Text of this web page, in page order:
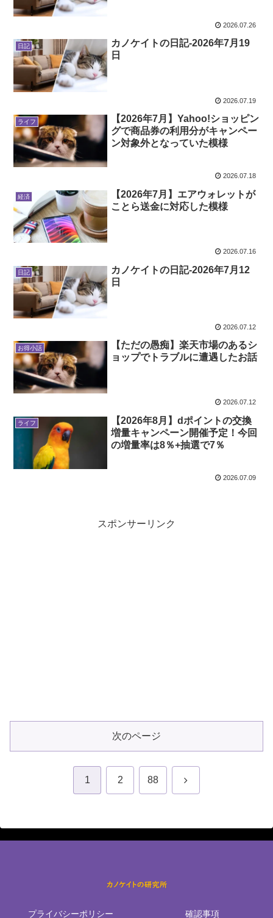
2026.07.26
日記
カノケイトの日記-2026年7月19
日
2026.07.19
ライフ
【2026年7月】Yahoo!ショッピン
グで商品券の利用分がキャンペー
ン対象外となっていた模様
2026.07.18
経済
【2026年7月】エアウォレットが
ことら送金に対応した模様
2026.07.16
日記
カノケイトの日記-2026年7月12
日
2026.07.12
お得小話
【ただの愚痴】楽天市場のあるシ
ョップでトラブルに遭遇したお話
2026.07.12
ライフ
【2026年8月】dポイントの交換
増量キャンペーン開催予定！今回
の増量率は8％+抽選で7％
2026.07.09
スポンサーリンク
次のページ
1 2 88 次
プライバシーポリシー 確認事項